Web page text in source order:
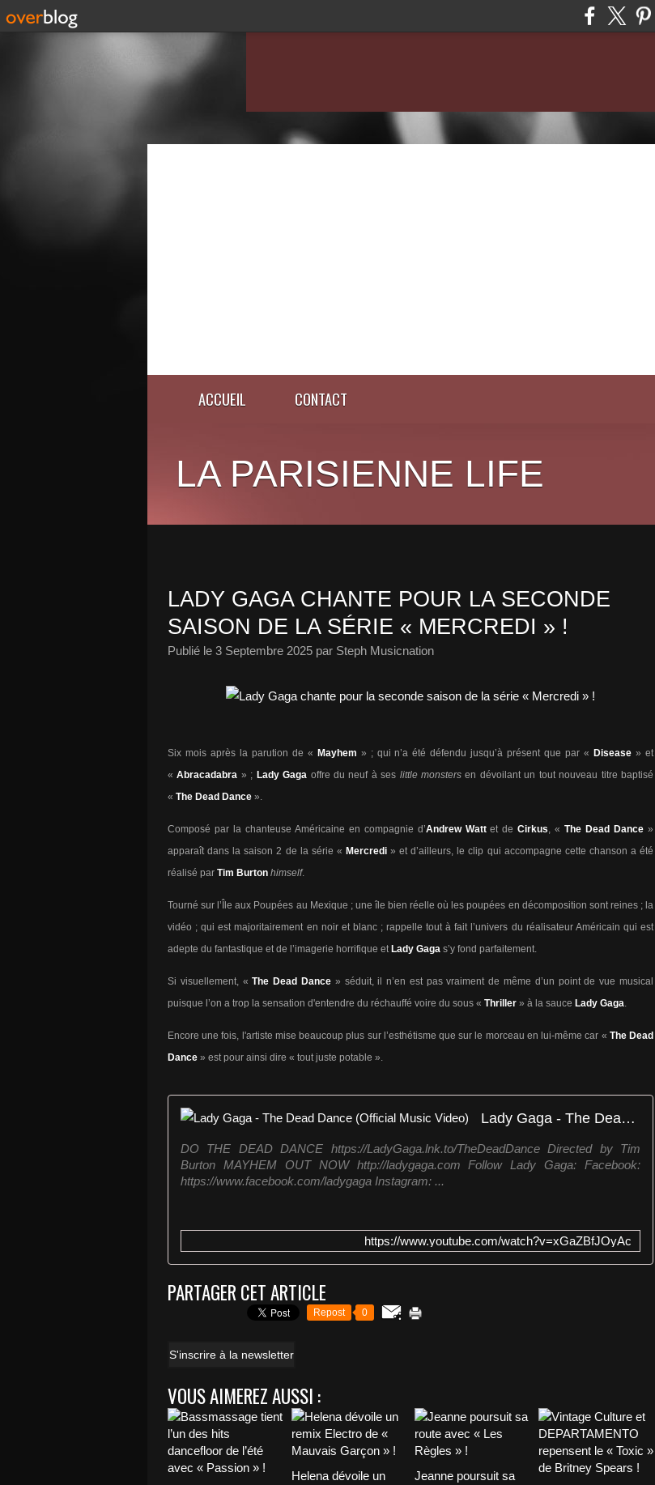
ACCUEIL CONTACT
LA PARISIENNE LIFE
LADY GAGA CHANTE POUR LA SECONDE
SAISON DE LA SÉRIE « MERCREDI » !
Publié le 3 Septembre 2025 par Steph Musicnation
Six mois après la parution de « Mayhem » ; qui n’a été défendu jusqu’à présent que par « Disease » et
«Abracadabra » ; Lady Gaga offre du neuf à ses little monsters en dévoilant un tout nouveau titre baptisé
« The Dead Dance ».
Composé par la chanteuse Américaine en compagnie d’Andrew Wattet deCirkus, «The Dead Dance »
apparaît dans la saison 2 de la série « Mercredi» et d’ailleurs, le clip qui accompagne cette chanson a été
réalisé par Tim Burton himself.
Tourné sur l’Île aux Poupées au Mexique ; une île bien réelle où les poupées en décomposition sont reines ; la
vidéo ; qui est majoritairement en noir et blanc ; rappelle tout à fait l’univers du réalisateur Américain qui est
adepte du fantastique et de l’imagerie horrifique et Lady Gaga s’y fond parfaitement.
Si visuellement, «The Dead Dance» séduit, il n’en est pas vraiment de même d’un point de vue musical
puisque l’on a trop la sensation d'entendre du réchauffé voire du sous « Thriller » à la sauce Lady Gaga.
Encore une fois, l'artiste mise beaucoup plus sur l’esthétisme que sur le morceau en lui-même car « The Dead
Dance » est pour ainsi dire « tout juste potable ».
Lady Gaga - The Dead Dance (Official Music Video)
DO THE DEAD DANCE https://LadyGaga.lnk.to/TheDeadDance Directed by Tim
Burton MAYHEM OUT NOW http://ladygaga.com Follow Lady Gaga: Facebook:
https://www.facebook.com/ladygaga Instagram: ...
https://www.youtube.com/watch?v=xGaZBfJOyAc
PARTAGER CET ARTICLE
Repost 0
S'inscrire à la newsletter
VOUS AIMEREZ AUSSI :
Helena dévoile un
Jeanne poursuit sa